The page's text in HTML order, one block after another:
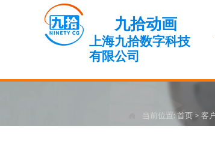
九拾动画
上海九拾数字科技
有限公司
当前位置:首页> 客